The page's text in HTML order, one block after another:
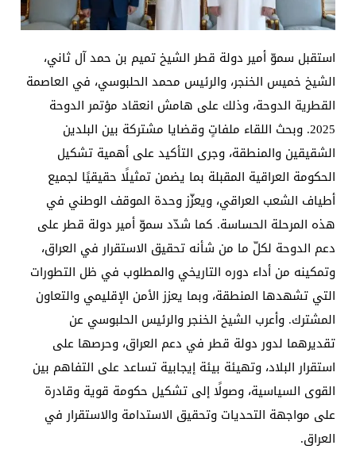
استقبل سموّ أمير دولة قطر الشيخ تميم بن حمد آل ثاني،
الشيخ خميس الخنجر، والرئيس محمد الحلبوسي، في العاصمة
القطرية الدوحة، وذلك على هامش انعقاد مؤتمر الدوحة
2025. وبحث اللقاء ملفاتٍ وقضايا مشتركة بين البلدين
الشقيقين والمنطقة، وجرى التأكيد على أهمية تشكيل
الحكومة العراقية المقبلة بما يضمن تمثيلًا حقيقيًا لجميع
أطياف الشعب العراقي، ويعزّز وحدة الموقف الوطني في
هذه المرحلة الحساسة. كما شدّد سموّ أمير دولة قطر على
دعم الدوحة لكلّ ما من شأنه تحقيق الاستقرار في العراق،
وتمكينه من أداء دوره التاريخي والمطلوب في ظل التطورات
التي تشهدها المنطقة، وبما يعزز الأمن الإقليمي والتعاون
المشترك. وأعرب الشيخ الخنجر والرئيس الحلبوسي عن
تقديرهما لدور دولة قطر في دعم العراق، وحرصها على
استقرار البلاد، وتهيئة بيئة إيجابية تساعد على التفاهم بين
القوى السياسية، وصولًا إلى تشكيل حكومة قوية وقادرة
على مواجهة التحديات وتحقيق الاستدامة والاستقرار في
العراق.